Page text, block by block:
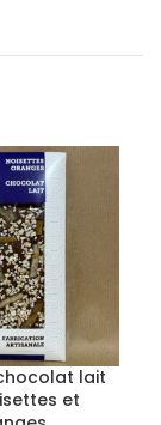
lait
et